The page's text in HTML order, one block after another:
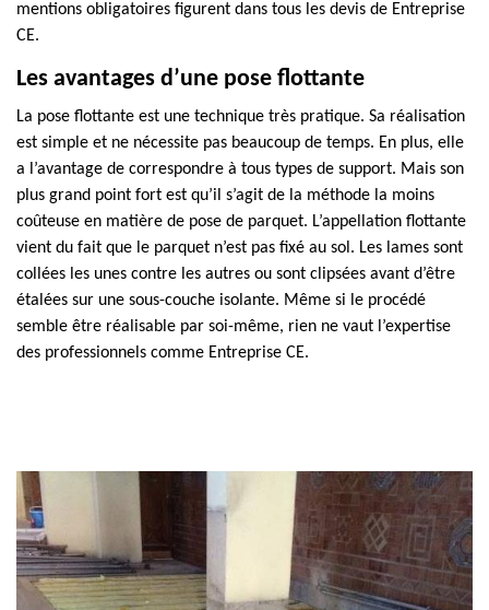
mentions obligatoires figurent dans tous les devis de Entreprise
CE.
Les avantages d’une pose flottante
La pose flottante est une technique très pratique. Sa réalisation
est simple et ne nécessite pas beaucoup de temps. En plus, elle
a l’avantage de correspondre à tous types de support. Mais son
plus grand point fort est qu’il s’agit de la méthode la moins
coûteuse en matière de pose de parquet. L’appellation flottante
vient du fait que le parquet n’est pas fixé au sol. Les lames sont
collées les unes contre les autres ou sont clipsées avant d’être
étalées sur une sous-couche isolante. Même si le procédé
semble être réalisable par soi-même, rien ne vaut l’expertise
des professionnels comme Entreprise CE.